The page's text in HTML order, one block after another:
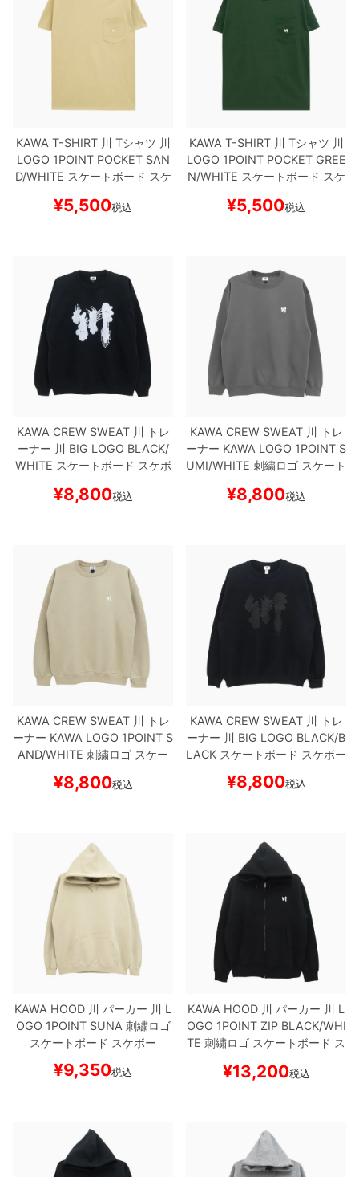
KAWA T-SHIRT川 Tシャツ 川
LOGO 1POINT POCKETSAN
D/WHITE スケートボード スケ
¥5,500税込
KAWA T-SHIRT川 Tシャツ 川
LOGO 1POINT POCKETGREE
N/WHITE スケートボード スケ
¥5,500税込
KAWA CREW SWEAT川 トレ
ーナー 川 BIG LOGO BLACK/
WHITE スケートボード スケボ
¥8,800税込
KAWA CREW SWEAT川 トレ
ーナー KAWA LOGO 1POINT S
UMI/WHITE 刺繍ロゴ スケート
¥8,800税込
KAWA CREW SWEAT川 トレ
ーナー KAWA LOGO 1POINT S
AND/WHITE 刺繍ロゴ スケー
¥8,800税込
KAWA CREW SWEAT川 トレ
ーナー 川 BIG LOGO BLACK/B
LACK スケートボード スケボー
¥8,800税込
KAWA HOOD 川 パーカー 川 L
OGO 1POINTSUNA 刺繍ロゴ
スケートボード スケボー
¥9,350税込
KAWA HOOD 川 パーカー 川 L
OGO 1POINT ZIPBLACK/WHI
TE 刺繍ロゴ スケートボード ス
¥13,200税込
8.5inch
8.8inch
8.9inch
9.0inch以上
高性能デッキ
8.6inch
8.9inch
9.0inch以上
65mm
75mm
110mm
メディア（雑誌・DVD・CD）
28cm
29.5cm
30cm
アンダーウエア